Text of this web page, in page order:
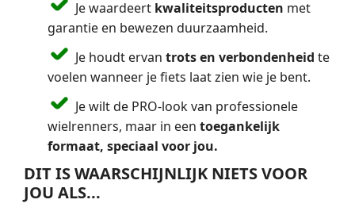
Je waardeert kwaliteitsproducten met
garantie en bewezen duurzaamheid.
Je houdt ervan trots en verbondenheid te
voelen wanneer je fiets laat zien wie je bent.
Je wilt de PRO-look van professionele
wielrenners, maar in een toegankelijk
formaat, speciaal voor jou.
DIT IS WAARSCHIJNLIJK NIETS VOOR
JOU ALS...